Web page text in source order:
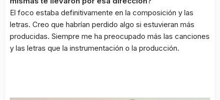
El foco estaba definitivamente en la composición y las
letras. Creo que habrían perdido algo si estuvieran más
producidas. Siempre me ha preocupado más las canciones
y las letras que la instrumentación o la producción.